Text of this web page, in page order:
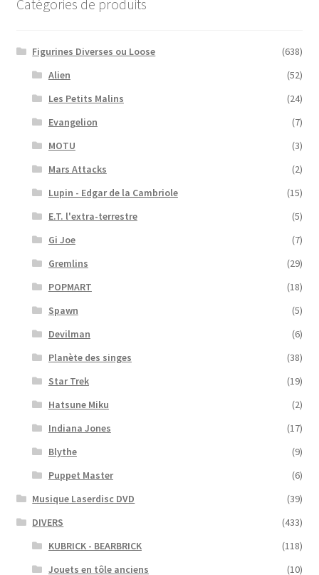
Catégories de produits
Figurines Diverses ou Loose
(638)
Alien
(52)
Les Petits Malins
(24)
Evangelion
(7)
MOTU
(3)
Mars Attacks
(2)
Lupin - Edgar de la Cambriole
(15)
E.T. l'extra-terrestre
(5)
Gi Joe
(7)
Gremlins
(29)
POPMART
(18)
Spawn
(5)
Devilman
(6)
Planète des singes
(38)
Star Trek
(19)
Hatsune Miku
(2)
Indiana Jones
(17)
Blythe
(9)
Puppet Master
(6)
Musique Laserdisc DVD
(39)
DIVERS
(433)
KUBRICK - BEARBRICK
(118)
Jouets en tôle anciens
(10)